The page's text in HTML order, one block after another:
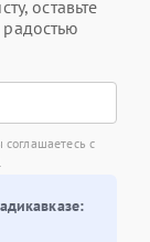
оставьте
с